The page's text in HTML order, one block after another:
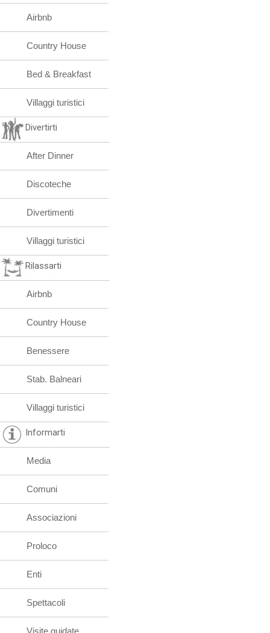
Airbnb
Country House
Bed & Breakfast
Villaggi turistici
Divertirti
After Dinner
Discoteche
Divertimenti
Villaggi turistici
Rilassarti
Airbnb
Country House
Benessere
Stab. Balneari
Villaggi turistici
Informarti
Media
Comuni
Associazioni
Proloco
Enti
Spettacoli
Visite guidate